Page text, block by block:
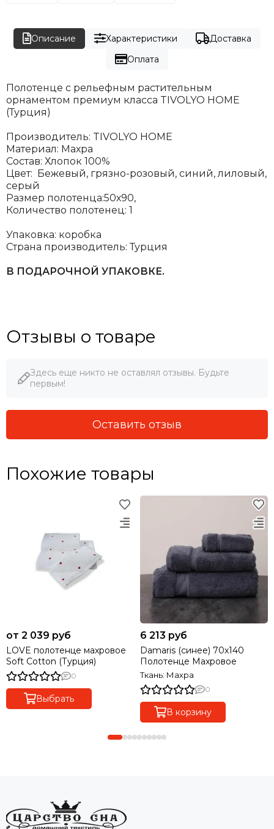
Описание Характеристики
Доставка
Оплата
Полотенце с рельефным растительным
орнаментом премиум класса TIVOLYO HOME
(Турция)
Производитель: TIVOLYO HOME
Материал: Махра
Состав: Хлопок 100%
Цвет: Бежевый, грязно-розовый, синий, лиловый,
серый
Размер полотенца:50х90,
Количество полотенец: 1
Упаковка: коробка
Страна производитель: Турция
В ПОДАРОЧНОЙ УПАКОВКЕ.
Отзывы о товаре
Здесь еще никто не оставлял отзывы. Будьте
первым!
Оставить отзыв
Похожие товары
от 2 039 руб
LOVE полотенце махровое
Soft Cotton (Турция)
0
Выбрать
6 213 руб
Damaris (синее) 70х140
Полотенце Махровое
Ткань: Махра
0
В корзину